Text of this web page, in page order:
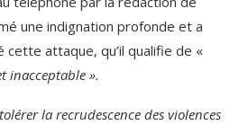
une indignation profonde et a
attaque, qu’il qualifie de «
inacceptable ».
la recrudescence des violences